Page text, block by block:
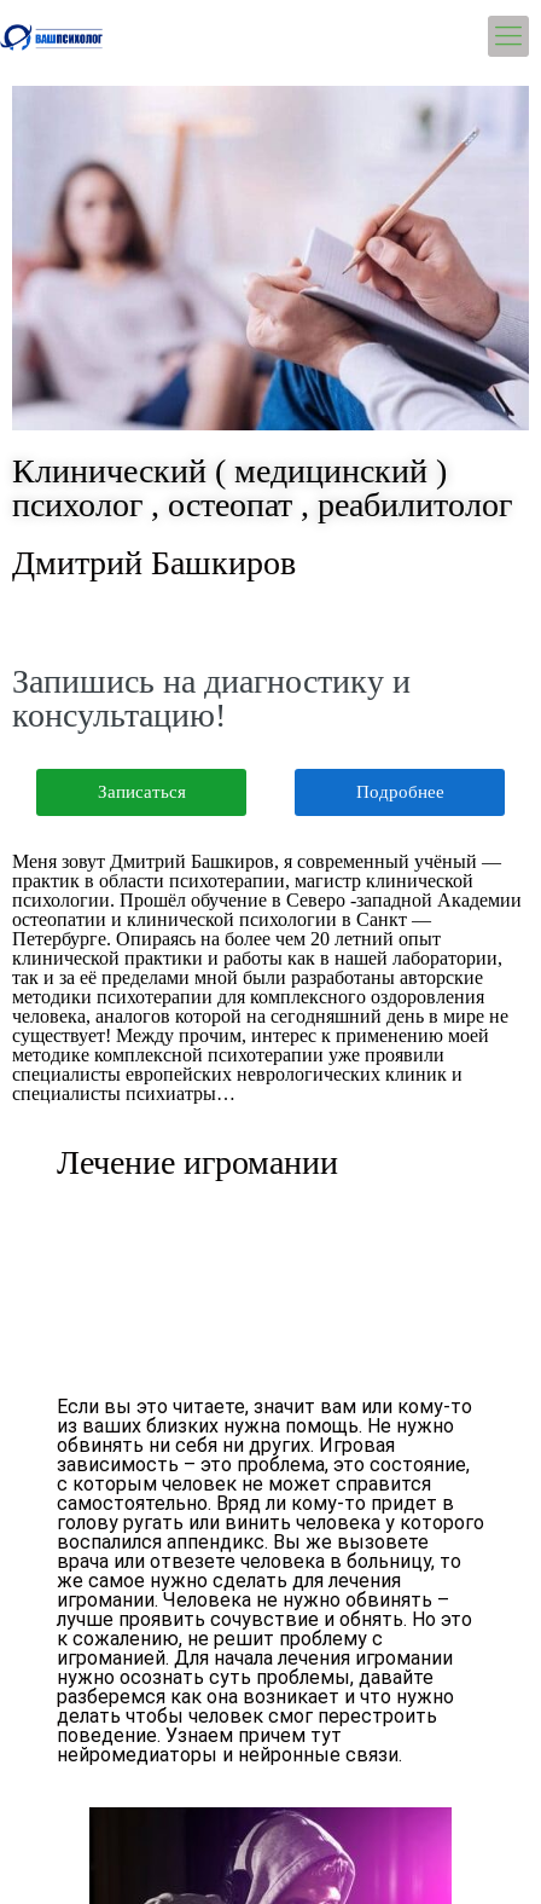
Клинический ( медицинский )
психолог , остеопат , реабилитолог
Дмитрий Башкиров
Запишись на диагностику и
консультацию!
Записаться Подробнее
Меня зовут Дмитрий Башкиров, я современный учёный —
практик в области психотерапии, магистр клинической
психологии. Прошёл обучение в Северо -западной Академии
остеопатии и клинической психологии в Санкт —
Петербурге. Опираясь на более чем 20 летний опыт
клинической практики и работы как в нашей лаборатории,
так и за её пределами мной были разработаны авторские
методики психотерапии для комплексного оздоровления
человека, аналогов которой на сегодняшний день в мире не
существует! Между прочим, интерес к применению моей
методике комплексной психотерапии уже проявили
специалисты европейских неврологических клиник и
специалисты психиатры…
Лечение игромании
Если вы это читаете, значит вам или кому-то
из ваших близких нужна помощь. Не нужно
обвинять ни себя ни других. Игровая
зависимость – это проблема, это состояние,
с которым человек не может справится
самостоятельно. Вряд ли кому-то придет в
голову ругать или винить человека у которого
воспалился аппендикс. Вы же вызовете
врача или отвезете человека в больницу, то
же самое нужно сделать для лечения
игромании. Человека не нужно обвинять –
лучше проявить сочувствие и обнять. Но это
к сожалению, не решит проблему с
игроманией. Для начала лечения игромании
нужно осознать суть проблемы, давайте
разберемся как она возникает и что нужно
делать чтобы человек смог перестроить
поведение. Узнаем причем тут
нейромедиаторы и нейронные связи.